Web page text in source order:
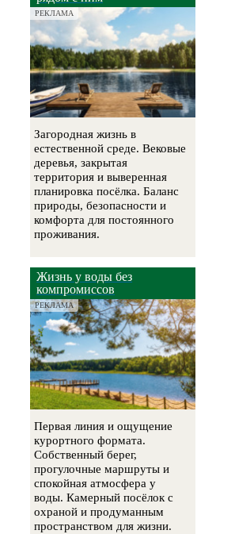
РЕКЛАМА
Загородная жизнь в
естественной среде. Вековые
деревья, закрытая
территория и выверенная
планировка посёлка. Баланс
природы, безопасности и
комфорта для постоянного
проживания.
Жизнь у воды без
компромиссов
РЕКЛАМА
Первая линия и ощущение
курортного формата.
Собственный берег,
прогулочные маршруты и
спокойная атмосфера у
воды. Камерный посёлок с
охраной и продуманным
пространством для жизни.